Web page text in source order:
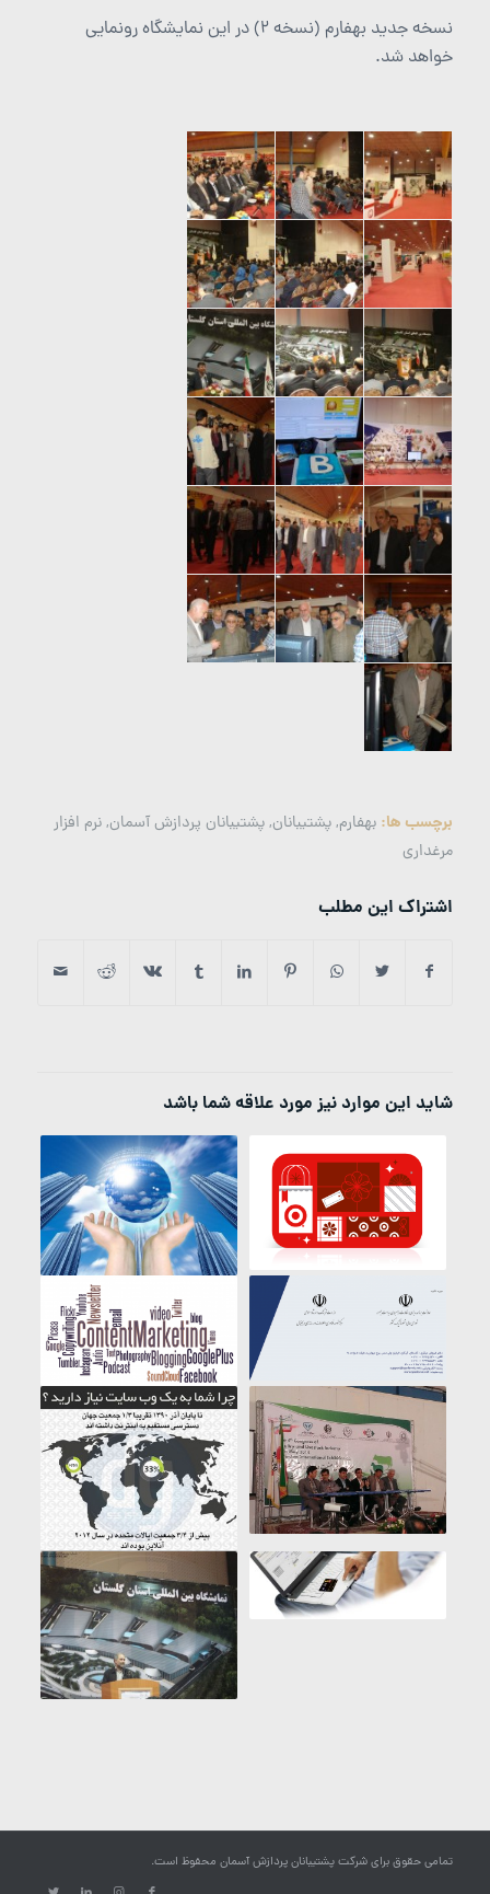
نسخه جدید بهفارم (نسخه 2) در این نمایشگاه رونمایی
خواهد شد.
برچسب ها: بهفارم,پشتیبانان,پشتیبانان پردازش آسمان,نرم افزار
مرغداری
اشتراک این مطلب
شاید این موارد نیز مورد علاقه شما باشد
تمامی حقوق برای شرکت پشتیبانان پردازش آسمان محفوظ است.